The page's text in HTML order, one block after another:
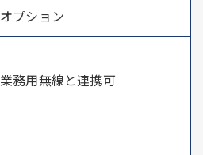
オプション
業務用無線と連携可